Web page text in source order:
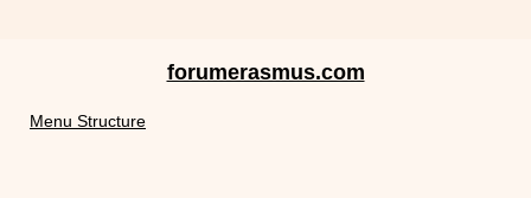
forumerasmus.com
Menu Structure